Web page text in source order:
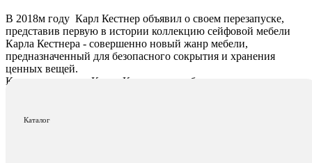
Каталог
В 2018м году Карл Кестнер объявил о своем перезапуске,
представив первую в истории коллекцию сейфовой мебели
Карла Кестнера - совершенно новый жанр мебели,
предназначенный для безопасного сокрытия и хранения
ценных вещей.
Каждое творение Карла Кестнера с любовью спроектировано,
первый взгляд, сейф-мебель Carl Kästner - это красивый,